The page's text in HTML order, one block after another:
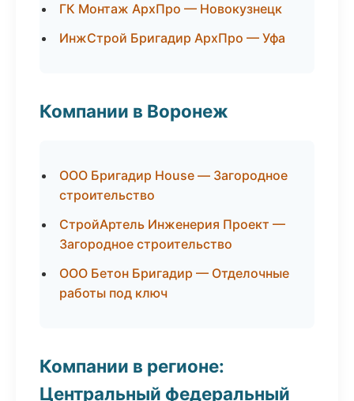
ГК Монтаж АрхПро — Новокузнецк
ИнжСтрой Бригадир АрхПро — Уфа
Компании в Воронеж
ООО Бригадир House — Загородное
строительство
СтройАртель Инженерия Проект —
Загородное строительство
ООО Бетон Бригадир — Отделочные
работы под ключ
Компании в регионе:
Центральный федеральный